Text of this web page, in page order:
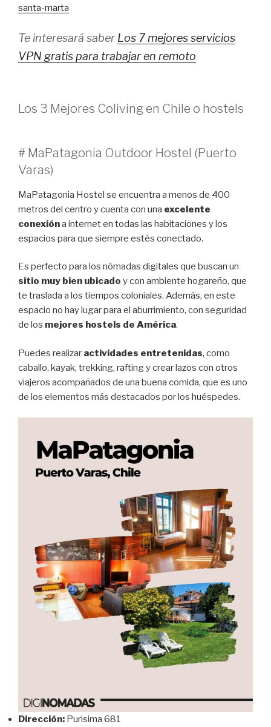
santa-marta
Te interesará saber Los 7 mejores servicios
VPN gratis para trabajar en remoto
Los 3 Mejores Coliving en Chile o hostels
# MaPatagonia Outdoor Hostel (Puerto
Varas)
MaPatagonia Hostel se encuentra a menos de 400
metros del centro y cuenta con una excelente
conexióna internet en todas las habitaciones y los
espacios para que siempre estés conectado.
Es perfecto para los nómadas digitales que buscan un
sitio muy bien ubicado y con ambiente hogareño, que
te traslada a los tiempos coloniales. Además, en este
espacio no hay lugar para el aburrimiento, con seguridad
de los mejores hostels de América.
Puedes realizar actividades entretenidas, como
caballo, kayak, trekking, rafting y crear lazos con otros
viajeros acompañados de una buena comida, que es uno
de los elementos más destacados por los huéspedes.
Dirección: Purisima 681